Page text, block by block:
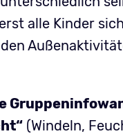
alle Kinder
(Windeln,